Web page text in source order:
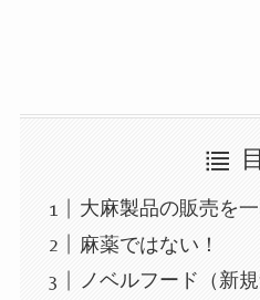
大麻製品の販売を
麻薬ではない！
ノベルフード（新